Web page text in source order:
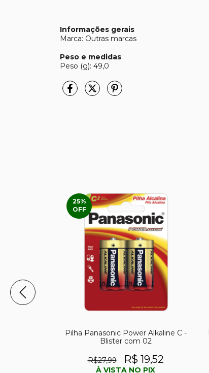
Informações gerais
Marca: Outras marcas
Peso e medidas
Peso (g): 49,0
25%
OFF
Pilha Panasonic Power Alkaline C -
Blister com 02
R$27,99 R$ 19,52
À VISTA NO PIX